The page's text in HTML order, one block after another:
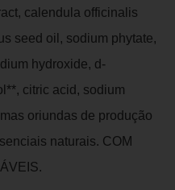
calendula officinalis
seed oil, sodium phytate,
hydroxide, d-
citric acid, sodium
oriundas de produção
naturais. COM